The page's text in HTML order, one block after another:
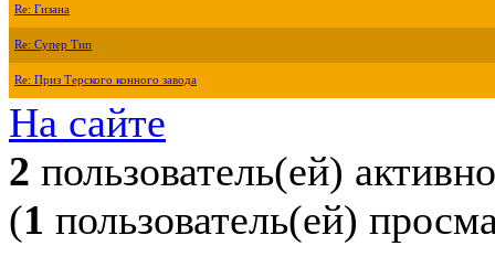
Re: Гизана
Re: Супер Тип
Re: Приз Терского конного завода
На сайте
2 пользователь(ей) активно
(1 пользователь(ей)